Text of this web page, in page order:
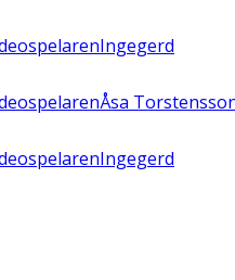
Ingegerd
Åsa
Ingegerd